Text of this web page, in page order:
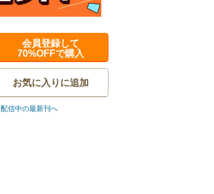
会員登録して
70%OFFで購入
お気に入りに追加
配信中の最新刊へ